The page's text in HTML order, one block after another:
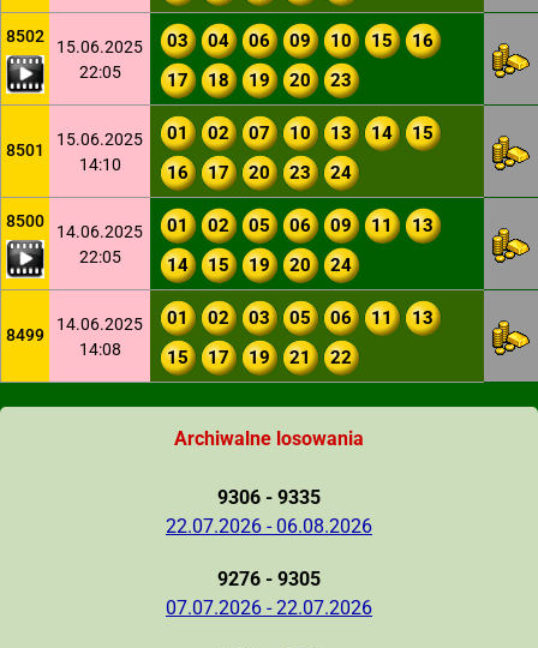
8502
15.06.2025
22:05
03 04 06 09 10 15
16
17
18 19 20 23
8501
15.06.2025
14:10
01 02 07 10 13 14
15
16
17 20 23 24
8500
14.06.2025
22:05
01 02 05 06 09 11
13
14
15 19 20 24
8499
14.06.2025
14:08
01 02 03 05 06 11
13
15
17 19 21 22
Archiwalne losowania
9306 - 9335
22.07.2026 - 06.08.2026
9276 - 9305
07.07.2026 - 22.07.2026